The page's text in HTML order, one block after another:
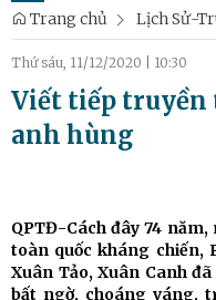
Trang chủ Lịch Sử-
Thứ sáu, 11/12/2020 10:30
Viết tiếp truyền
anh hùng
QPTĐ-Cách đây 74
toàn quốc kháng chiến,
Xuân Tảo, Xuân Canh
bất ngờ, choáng váng,